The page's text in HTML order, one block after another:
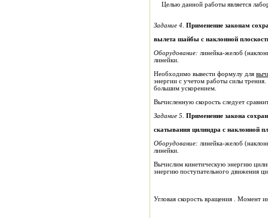
Целью данной работы является
Задание 4
вылета шайбы с наклонной
Оборудование: линейка-желоб (наклонная
линейки.
Необходимо вывести формулу для
энергии с учетом работы силы
большим ускорением.
Вычисленную скорость следует
Задание 5 Применение закона
скатывания цилиндра с наклонной
Оборудование: линейка-желоб (наклонная
линейки.
Вычислим кинетическую энергию
энергию поступательного движения
Угловая скорость вращения . Момент